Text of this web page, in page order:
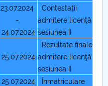
23.07.2024
-
24.07.2024
Contestații
admitere licenţă
sesiunea II
25.07.2024
Rezultate finale
admitere licenţă
sesiunea II
25.07.2024
Înmatriculare